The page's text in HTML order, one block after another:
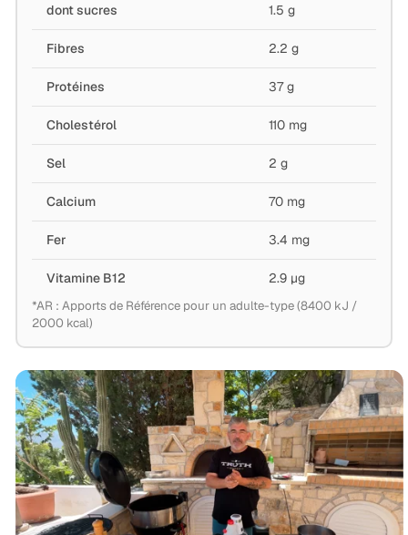
dont sucres 1.5 g
Fibres 2.2 g
Protéines 37 g
Cholestérol 110 mg
Sel 2 g
Calcium 70 mg
Fer 3.4 mg
Vitamine B12 2.9 µg
*AR : Apports de Référence pour un adulte-type (8400 kJ /
2000 kcal)